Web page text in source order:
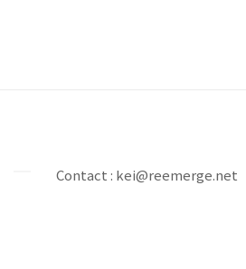
Contact : kei@reemerge.net